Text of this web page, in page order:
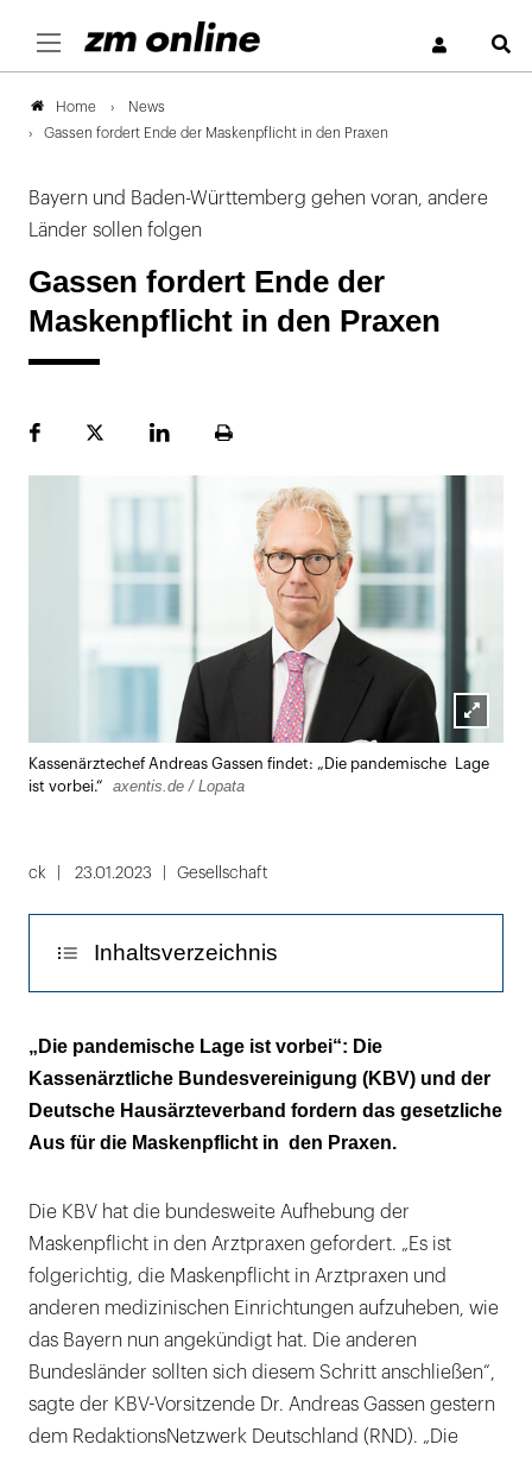
Home
News
Gassen fordert Ende der Maskenpflicht in den Praxen
Bayern und Baden-Württemberg gehen voran, andere
Länder sollen folgen
Gassen fordert Ende der
Maskenpflicht in den Praxen
FacebookPlattformLinekdInSeite
Lightbox
öffnen
Kassenärzte­chef Andreas Gassen findet: „Die pandemische Lage
ist vorbei.“
axentis.de / Lopata
ck 23.01.2023 Gesellschaft
Inhaltsverzeichnis
Die Entscheidung sollte den Kollegen
überlassen werden
„Die pandemische Lage ist vorbei“: Die
Kassenärztliche Bundes­vereinigung (KBV) und der
Deutsche Hausärzte­verband fordern das gesetzliche
Aus für die Maskenpflicht in den Praxen.
Die KBV hat die bundesweite Aufhebung der
Maskenpflicht in den Arztpraxen gefordert. „Es ist
folgerichtig, die Maskenpflicht in Arztpraxen und
anderen medizinischen Einrichtungen aufzuheben, wie
das Bayern nun angekündigt hat. Die anderen
Bundesländer sollten sich diesem Schritt anschließen“,
sagte der KBV-Vorsitzende Dr. Andreas Gassen gestern
dem Redaktions­Netzwerk Deutschland (RND). „Die